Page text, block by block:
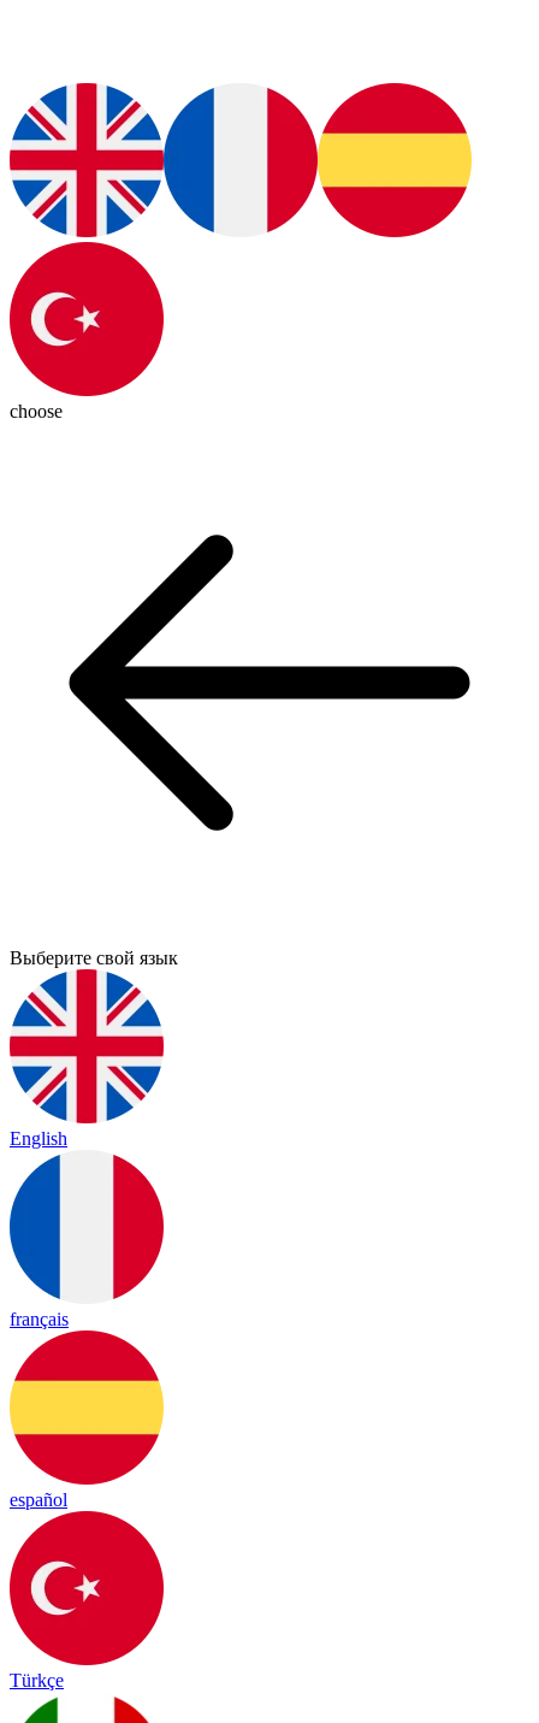
choose
Выберите свой язык
English
français
español
Türkçe